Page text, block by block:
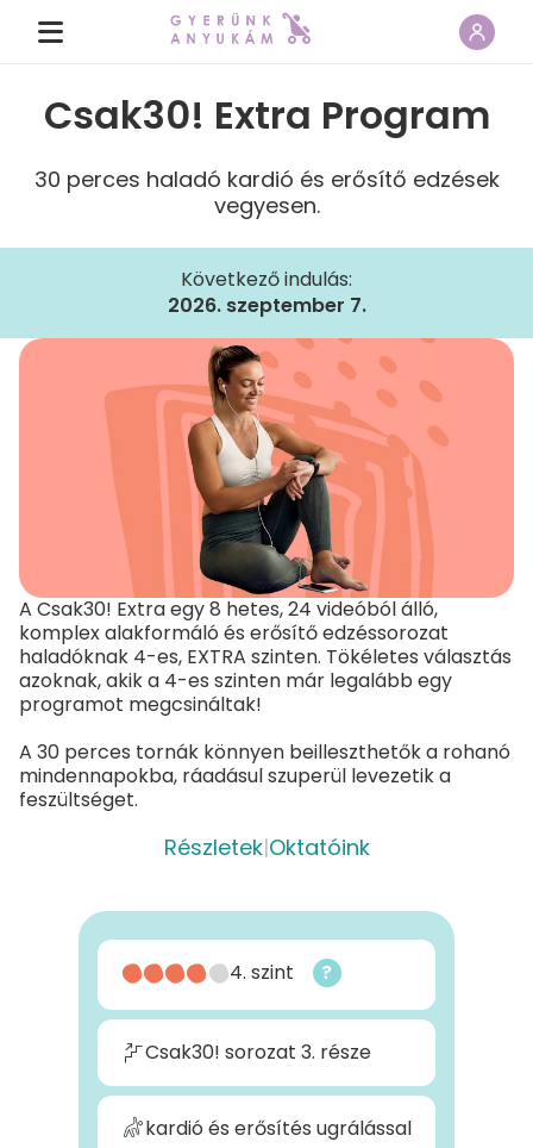
Csak30! Extra Program
30 perces haladó kardió és erősítő edzések
vegyesen.
Következő indulás:
2026. szeptember 7.
Részletek|Oktatóink
A Csak30! Extra egy 8 hetes, 24 videóból álló,
komplex alakformáló és erősítő edzéssorozat
haladóknak 4-es, EXTRA szinten. Tökéletes választás
azoknak, akik a 4-es szinten már legalább egy
programot megcsináltak!
A 30 perces tornák könnyen beilleszthetők a rohanó
mindennapokba, ráadásul szuperül levezetik a
feszültséget.
4. szint ?
Csak30! sorozat 3. része
kardió és erősítés ugrálással